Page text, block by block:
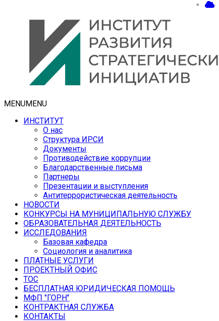
MENUMENU
ИНСТИТУТ
О нас
Структура ИРСИ
Документы
Противодействие коррупции
Благодарственные письма
Партнеры
Презентации и выступления
Антитеррористическая деятельность
НОВОСТИ
КОНКУРСЫ НА МУНИЦИПАЛЬНУЮ СЛУЖБУ
ОБРАЗОВАТЕЛЬНАЯ ДЕЯТЕЛЬНОСТЬ
ИССЛЕДОВАНИЯ
Базовая кафедра
Социология и аналитика
ПЛАТНЫЕ УСЛУГИ
ПРОЕКТНЫЙ ОФИС
ТОС
БЕСПЛАТНАЯ ЮРИДИЧЕСКАЯ ПОМОЩЬ
МФП "ГОРН"
КОНТРАКТНАЯ СЛУЖБА
КОНТАКТЫ